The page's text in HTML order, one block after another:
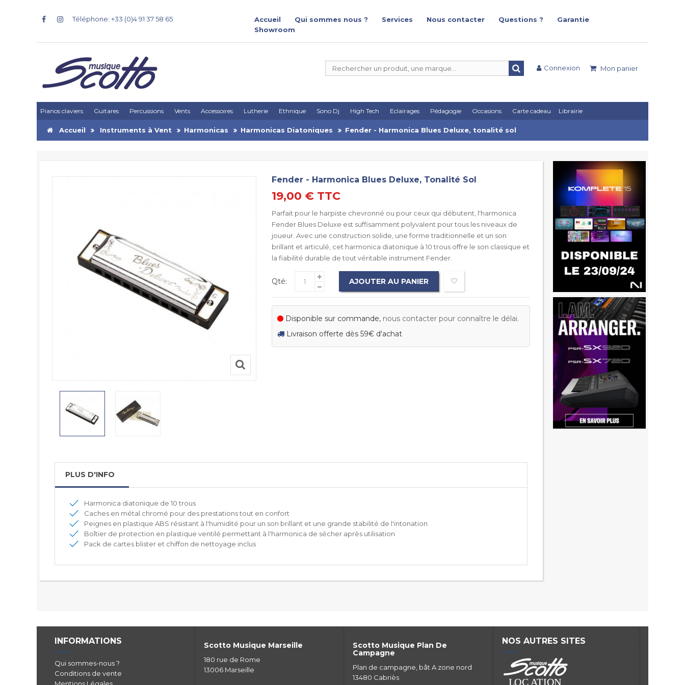
Téléphone: +33 (0)4 91 37 58 65 Accueil Qui sommes nous ? Services Nous contacter Questions ?
Garantie
Showroom
Mon panier
Connexion
Pianos claviers Guitares Percussions Vents Accessoires Lutherie Ethnique Sono Dj High Tech Eclairages Pédagogie Occasions Carte cadeau Librairie
Accueil Instruments à Vent Harmonicas Harmonicas Diatoniques Fender - Harmonica Blues Deluxe, tonalité sol
Fender - Harmonica Blues Deluxe, Tonalité Sol
19,00 € TTC
Parfait pour le harpiste chevronné ou pour ceux qui débutent, l'harmonica
Fender Blues Deluxe est suffisamment polyvalent pour tous les niveaux de
joueur. Avec une construction solide, une forme traditionnelle et un son
brillant et articulé, cet harmonica diatonique à 10 trous offre le son classique et
la fiabilité durable de tout véritable instrument Fender.
Qté: AJOUTER AU PANIER
Disponible sur commande, nous contacter pour connaître le délai.
Livraison offerte dès 59€ d'achat
PLUS D'INFO
Harmonica diatonique de 10 trous
Caches en métal chromé pour des prestations tout en confort
Peignes en plastique ABS résistant à l'humidité pour un son brillant et une grande stabilité de l'intonation
Boîtier de protection en plastique ventilé permettant à l'harmonica de sécher après utilisation
Pack de cartes blister et chiffon de nettoyage inclus
INFORMATIONS
Qui sommes-nous ?
Conditions de vente
Scotto Musique Marseille
180 rue de Rome
13006 Marseille
Scotto Musique Plan De
Campagne
Plan de campagne, bât A zone nord
13480 Cabriès
NOS AUTRES SITES